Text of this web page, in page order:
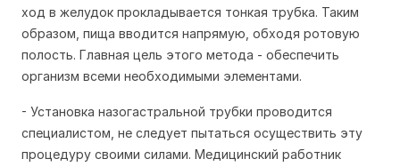
ход в желудок прокладывается тонкая трубка. Таким
образом, пища вводится напрямую, обходя ротовую
полость. Главная цель этого метода - обеспечить
организм всеми необходимыми элементами.
- Установка назогастральной трубки проводится
специалистом, не следует пытаться осуществить эту
процедуру своими силами. Медицинский работник